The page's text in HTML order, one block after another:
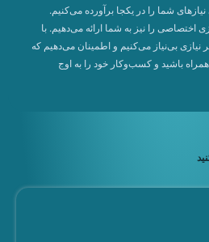
شما را در یکجا برآورده می‌کنیم.
را نیز به شما ارائه می‌دهیم. با
نیازی بی‌نیاز می‌کنیم و اطمینان می‌دهیم که
باشید و کسب‌وکار خود را به اوج